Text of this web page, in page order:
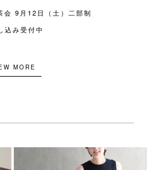
会 9月12日（土）二部制
込み受付中
MORE